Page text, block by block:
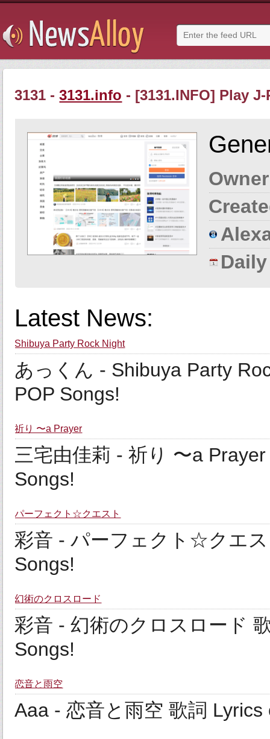
3131 -3131.info - [3131.INFO] Play
Latest News:
Shibuya Party Rock Night
あっくん - Shibuya Party
POP Songs!
祈り 〜a Prayer
三宅由佳莉 - 祈り 〜a
Songs!
パーフェクト☆クエスト
彩音 - パーフェクト☆クエ
Songs!
幻術のクロスロード
彩音 - 幻術のクロスロード
Songs!
恋音と雨空
Aaa - 恋音と雨空 歌詞